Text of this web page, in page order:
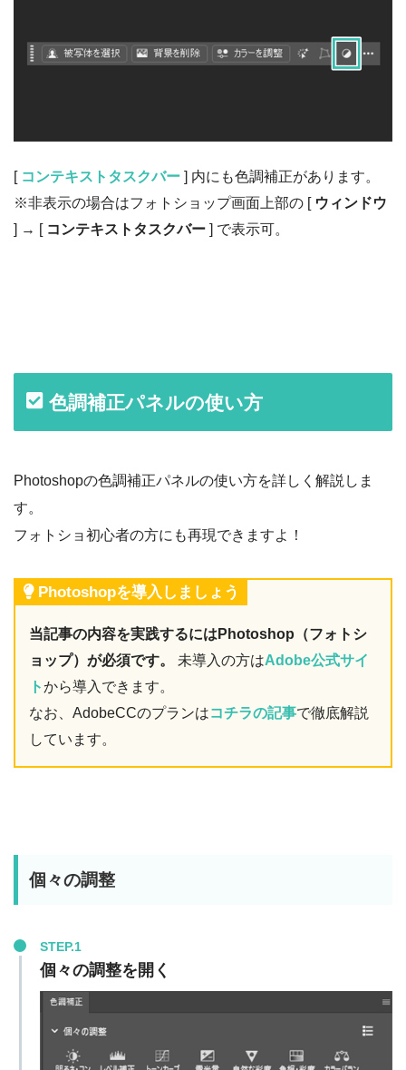
[ コンテキストタスクバー ] 内にも色調補正があります。
※非表示の場合はフォトショップ画面上部の [ ウィンドウ
] → [ コンテキストタスクバー ] で表示可。
色調補正パネルの使い方
Photoshopの色調補正パネルの使い方を詳しく解説しま
す。
フォトショ初心者の方にも再現できますよ！
Photoshopを導入しましょう
当記事の内容を実践するにはPhotoshop（フォトシ
ョップ）が必須です。
未導入の方はAdobe公式サイ
トから導入できます。
なお、AdobeCCのプランはコチラの記事で徹底解説
しています。
個々の調整
STEP.1
個々の調整を開く